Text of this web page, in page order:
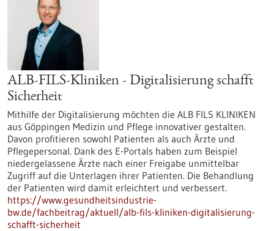
ALB-FILS-Kliniken - Digitalisierung schafft
Sicherheit
Mithilfe der Digitalisierung möchten die ALB FILS KLINIKEN
aus Göppingen Medizin und Pflege innovativer gestalten.
Davon profitieren sowohl Patienten als auch Ärzte und
Pflegepersonal. Dank des E-Portals haben zum Beispiel
niedergelassene Ärzte nach einer Freigabe unmittelbar
Zugriff auf die Unterlagen ihrer Patienten. Die Behandlung
der Patienten wird damit erleichtert und verbessert.
https://www.gesundheitsindustrie-
bw.de/fachbeitrag/aktuell/alb-fils-kliniken-digitalisierung-
schafft-sicherheit